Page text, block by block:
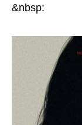
&nbsp: